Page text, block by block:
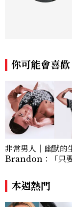
你可能會喜歡
非常男人｜幽默的
Brandon：「只
讓敵人成為朋友。」
本週熱門